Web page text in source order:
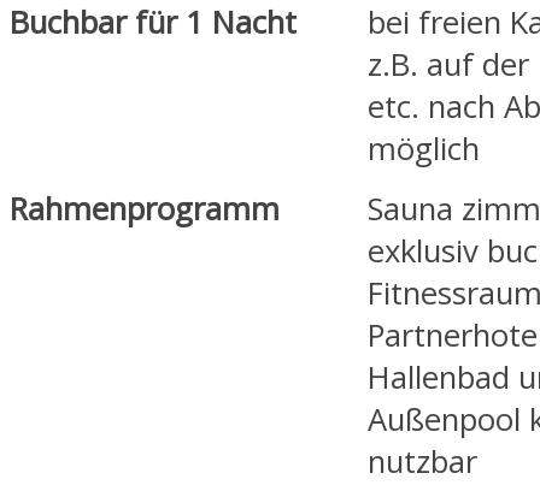
Buchbar für 1 Nacht
bei freien
z.B. auf
etc. nach
möglich
Rahmenprogramm
Sauna
exklusiv
Hallenbad
Außenpool
nutzbar